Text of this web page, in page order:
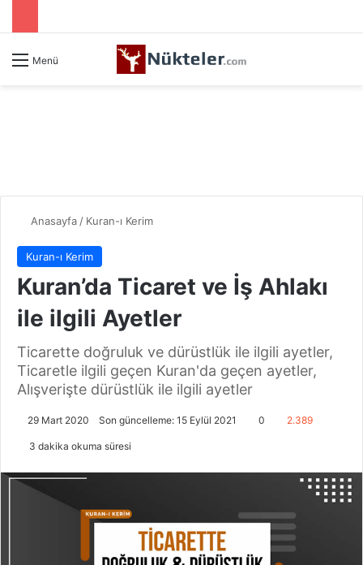
Menü
Anasayfa / Kuran-ı Kerim
Kuran-ı Kerim
Kuran’da Ticaret ve İş Ahlakı
ile ilgili Ayetler
Ticarette doğruluk ve dürüstlük ile ilgili ayetler,
Ticaretle ilgili geçen Kuran'da geçen ayetler,
Alışverişte dürüstlük ile ilgili ayetler
29 Mart 2020 Son güncelleme: 15 Eylül 2021 0 2.389
3 dakika okuma süresi